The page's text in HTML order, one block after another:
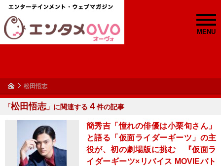
MENU
松田悟志
「松田悟志 」に関連する ４件の記事
簡秀吉「憧れの俳優は小栗旬さん」
と語る「仮面ライダーギーツ」の主
役が、初の劇場版に挑む 『仮面ラ
イダーギーツ×リバイス MOVIEバト